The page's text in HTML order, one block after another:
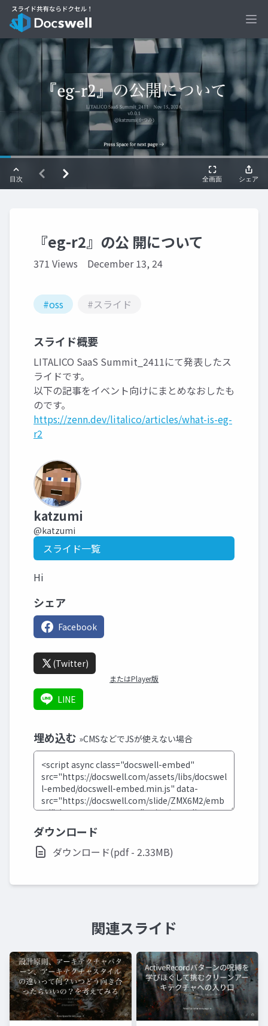
『eg-r2』の公 開について
371 Views December 13, 24
#oss #スライド
スライド概要
LITALICO SaaS Summit_2411にて発表したス
ライドです。
以下の記事をイベント向けにまとめなおしたも
のです。
https://zenn.dev/litalico/articles/what-is-eg-
r2
katzumi
@katzumi
スライド一覧
Hi
シェア
Facebook
(Twitter)
またはPlayer版
LINE
埋め込む »CMSなどでJSが使えない場合
ダウンロード
ダウンロード(pdf - 2.33MB)
関連スライド